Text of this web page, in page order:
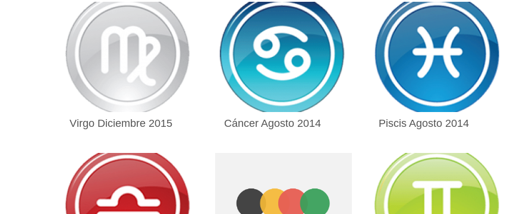
Virgo Diciembre 2015 Cáncer Agosto 2014 Piscis Agosto 2014